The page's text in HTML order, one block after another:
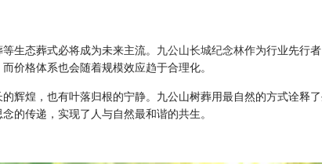
生态葬式必将成为未来主流。 九公山长城纪念林作为行业先行
价格体系也会随着规模效应趋于合理化。
辉煌，也有叶落归根的宁静。九公山树葬用最自然的方式诠释
的传递，实现了人与自然最和谐的共生。